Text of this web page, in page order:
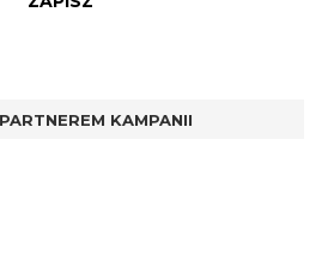
KAMPANII